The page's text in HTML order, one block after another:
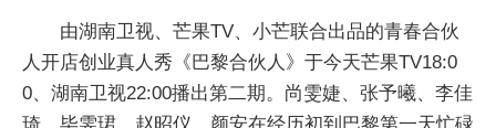
由湖南卫视、芒果TV、小芒联合出品的青春合伙
人开店创业真人秀《巴黎合伙人》于今天芒果TV18:0
0、湖南卫视22:00播出第二期。尚雯婕、张予曦、李佳